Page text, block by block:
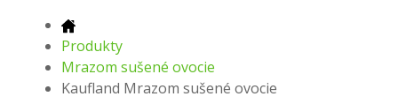
Produkty
Mrazom sušené ovocie
Kaufland Mrazom sušené ovocie